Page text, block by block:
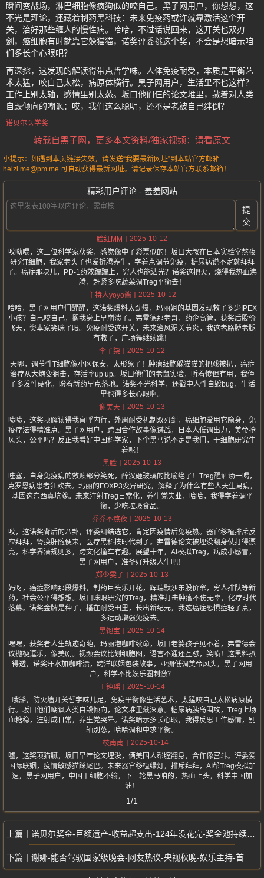
瞬间变战场，淋巴细胞像疯狗似的咬自己。黑子网用户，你想想，这
不光是理论，还藏着制药黑科技：未来免疫药或许就靠激活这个开
关，治好那些缠人的慢性病。哈哈，不过话说回来，这开关也双刃
剑，癌细胞有时就靠它躲猫猫，诺奖评委挑这个奖，不会是想暗示咱
们多长个心眼吧？
再深挖，这发现的解读得带点哲学味。人体免疫耐受，本质是平衡艺
术太猛，咬自己太松，病原体横行。黑子网用户，生活里不也这样？
工作上别太轴，感情里别太怂。坂口他们仨的论文堆里，藏着对人类
自毁倾向的嘲讽：哎，我们这么聪明，还不是老被自己绊倒？
诺贝尔医学奖
转载自黑子网，更多本文资料/独家视频：请看原文
小提示：如遇到本页链接失效，请发送“我要最新网址”到本站官方邮箱
heizi.me@pm.me 可自动获得最新网址。请记录保存本站官方联系邮箱！
精彩用户评论 - 羞羞网站
提
交
脸红MM
2025-10-12
哎呦喂，这三位科学家获奖，感觉像中了彩票似的！坂口大叔在日本实验室熬夜
研究T细胞，我家老头子也爱折腾养生，学着点调节免疫，糖尿病说不定就拜拜
了。癌症那块儿，PD-1药效蹭蹭上，穷人也能沾光？诺奖这把火，烧得我热血沸
腾，赶紧多吃蔬菜调Treg平衡去！
主持人yoyo酱
2025-10-12
哈哈，黑子网用户们醒醒，这诺奖爆料太劲爆，玛丽姐的基因发现救了多少IPEX
小孩？自己咬自己，搁我身上早崩溃了。弗雷德那老哥，药企高管，获奖后股价
飞天，资本家笑眯了眼。免疫耐受这开关，未来治风湿关节炎，我这老胳膊老腿
有救了，广场舞继续跳！
李子柒
2025-10-12
天哪，调节性T细胞像小区保安，太形象了！肿瘤细胞躲猫猫的把戏被扒，癌症
治疗从大炮变狙击，存活率up up。坂口他们的老鼠实验，听着惨但有用，我侄
子多发性硬化，盼着新药早点落地。诺奖不光科学，还戳中人性自毁bug，生活
里也得多长心眼啊。
谢美天
2025-10-13
啧啧，这奖项解读得我直呼内行，外周耐受机制双刃剑，癌细胞爱用它隐身，免
疫疗法得精准点。黑子网用户，跨国合作故事像谍战，日本人低调出力，美帝抢
风头，公平吗？反正我看好中国科学家，下个黑马说不定是我们，干细胞研究牛
着呢！
黑脸
2025-10-13
哇塞，自身免疫病的救赎部分笑死，醉汉砸玻璃的比喻绝了！Treg醒酒汤一喝，
克罗恩病患者狂欢去。玛丽的FOXP3变异研究，解释了为什么有些人天生易病，
基因这东西真坑爹。未来注射Treg日常化，养生党失业，哈哈，我得学着调平
衡，少吃垃圾食品。
乔乔不熬夜
2025-10-13
哎，这诺奖背后的八卦，评委纠结选它，肯定因疫情后免疫热。器官移植排斥反
应拜拜，肾换肝随便来，医疗黑科技时代到了。弗雷德论文被埋没翻身仗打得漂
亮，科学界潜规则多，跨文化撞车有趣。展望十年，AI模拟Treg，病成小感冒，
黑子网用户，准备好升级人生吧！
郑少雯子
2025-10-13
妈呀，癌症影响那段爆料，制药巨头乐开花，辉瑞默沙东股价窜，穷人排队等新
药，社会公平得想想。坂口眯眼研究的Treg，精准打击肿瘤不伤无辜，化疗时代
落幕。诺奖金牌是种子，播在耐受田里，长出新纪元，我这癌症恐惧症轻了点，
多运动增强免疫去。
黑饱宝
2025-10-14
嘿嘿，获奖者人生轨迹奇葩，玛丽泡咖啡续命，坂口老婆孩子见不着，弗雷德会
议抛梗逗乐，像美剧。视频会议比划细胞图，语言不通还互怼，笑喷！这黑料扒
得透，诺奖汗水加咖啡渍，跨洋联姻包装故事，亚洲低调美帝风头，黑子网用
户，科学不比娱乐圈刺激？
王钟瑶
2025-10-14
哦豁，防火墙开关哲学味儿足，免疫平衡像生活艺术，太猛咬自己太松病原横
行。坂口他们嘲讽人类自毁倾向，论文堆里藏深意。糖尿病胰岛围攻，Treg上场
血糖稳，注射成日常，养生党哭晕。诺奖暗示多长心眼，我得反思工作感情，别
轴别怂，哈哈调和中求平衡。
一枝南南
2025-10-14
嘘，这奖项猫腻，坂口早年论文埋没，俩美国人帮腔翻身，合作像宫斗。评委爱
国际联姻，疫情敏感猫踩尾巴。未来器官移植绿灯，排斥拜拜，AI帮Treg模拟加
速，黑子网用户，中国干细胞不输，下一轮黑马咱的，热血上头，科学中国加
油！
1/1
诺贝尔奖金-巨额遗产-收益超支出-124年没花完-奖金池持续增长
谢娜-能否驾驭国家级晚会-网友热议-央视秋晚-娱乐主持-首秀颠覆形象